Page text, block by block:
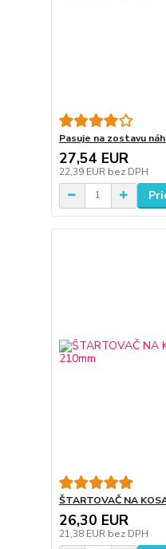
Pasuje na zostavu
27,54 EUR
22,39 EUR bez DPH
ŠTARTOVAČ NA
26,30 EUR
21,38 EUR bez DPH